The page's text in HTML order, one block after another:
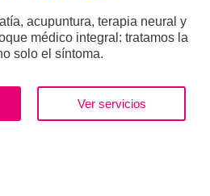
acupuntura, terapia neural y
médico integral: tratamos la
solo el síntoma.
Ver servicios